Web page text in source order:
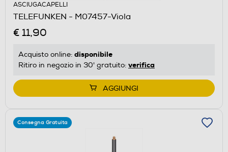
ASCIUGACAPELLI
TELEFUNKEN - M07457-Viola
€ 11,90
Acquisto online: disponibile
Ritiro in negozio in 30' gratuito: verifica
AGGIUNGI
Consegna Gratuita